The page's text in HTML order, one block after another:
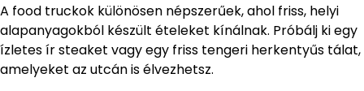
A food truckok különösen népszerűek, ahol friss, helyi
alapanyagokból készült ételeket kínálnak. Próbálj ki egy
ízletes ír steaket vagy egy friss tengeri herkentyűs tálat,
amelyeket az utcán is élvezhetsz.